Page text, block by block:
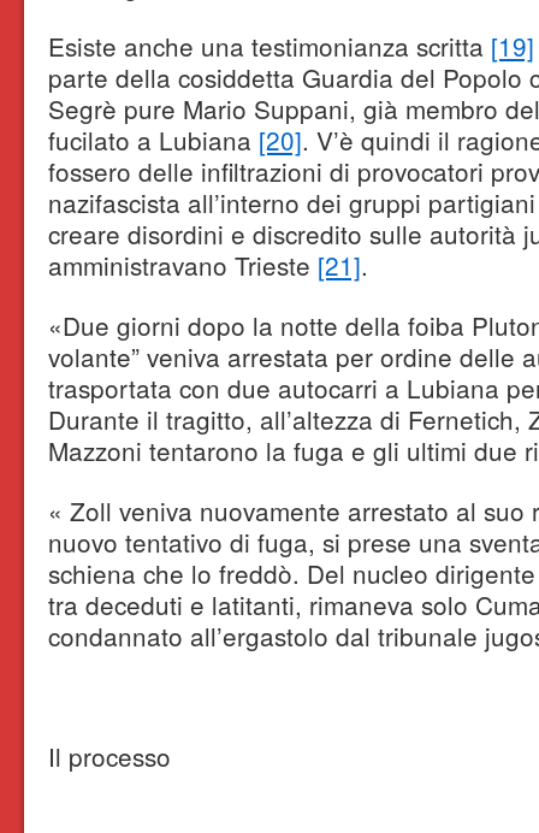
Esiste anche una testimonianza scritta [19]
parte della cosiddetta Guardia del Popolo
Segrè pure Mario Suppani, già membro
fucilato a Lubiana [20]. V’è quindi il
fossero delle infiltrazioni di provocatori
nazifascista all’interno dei gruppi
creare disordini e discredito sulle autorità
amministravano Trieste [21].
«Due giorni dopo la notte della foiba
volante” veniva arrestata per ordine delle
trasportata con due autocarri a Lubiana
Durante il tragitto, all’altezza di Fernetich,
Mazzoni tentarono la fuga e gli ultimi due
« Zoll veniva nuovamente arrestato al suo
nuovo tentativo di fuga, si prese una
schiena che lo freddò. Del nucleo
tra deceduti e latitanti, rimaneva solo
condannato all’ergastolo dal tribunale
Il processo